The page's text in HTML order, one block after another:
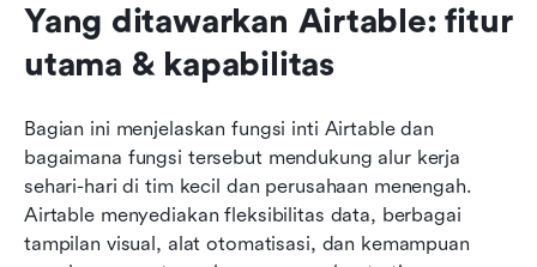
Yang ditawarkan Airtable: fitur
utama & kapabilitas
Bagian ini menjelaskan fungsi inti Airtable dan
bagaimana fungsi tersebut mendukung alur kerja
sehari-hari di tim kecil dan perusahaan menengah.
Airtable menyediakan fleksibilitas data, berbagai
tampilan visual, alat otomatisasi, dan kemampuan